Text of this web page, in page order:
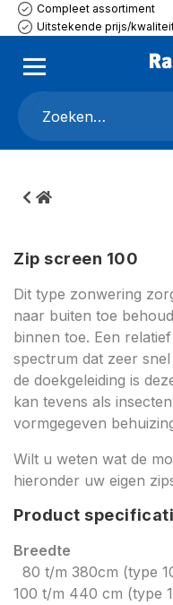
Compleet assortiment
Uitstekende prijs/
Zip screen 100
Dit type zonwering
naar buiten toe
binnen toe. Een
spectrum dat zeer
de doekgeleiding is
kan tevens als
vormgegeven
Wilt u weten wat de
hieronder uw eigen
Product
Breedte
80 t/m 380cm (type
100 t/m 440 cm (type